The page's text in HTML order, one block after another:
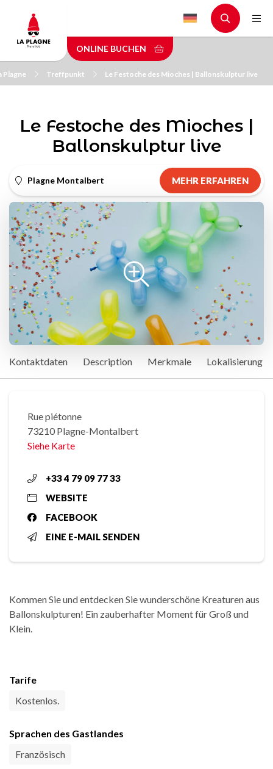
main
content
ONLINE BUCHEN
Plagne Treffpunkt Le Festoche des Mioches | Ballonskulptur live
Le Festoche des Mioches |
Ballonskulptur live
Plagne Montalbert MEHR ERFAHREN
Kontaktdaten Description Merkmale Lokalisierung
Rue piétonne
73210 Plagne-Montalbert
Siehe Karte
+33 4 79 09 77 33
WEBSITE
FACEBOOK
EINE E-MAIL SENDEN
Kommen Sie und entdecken Sie wunderschöne Kreaturen aus
Ballonskulpturen! Ein zauberhafter Moment für Groß und
Klein.
Tarife
Kostenlos.
Sprachen des Gastlandes
Französisch